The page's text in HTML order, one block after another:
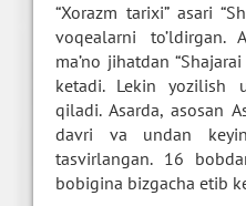
“Xorazm tarixi” asari
voqealarni to’ldirgan.
ma’no jihatdan
ketadi. Lekin yozilish
qiladi. Asarda, asosan
davri va undan
tasvirlangan. 16
bobigina bizgacha etib